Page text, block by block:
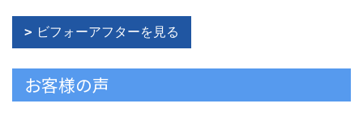
ビフォーアフターを見る
お客様の声